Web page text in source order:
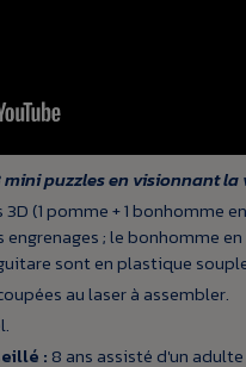
puzzles en visionnant la
(1 pomme + 1 bonhomme
; le bonhomme
sont en plastique
au laser à assembler.
: 8 ans assisté d'un